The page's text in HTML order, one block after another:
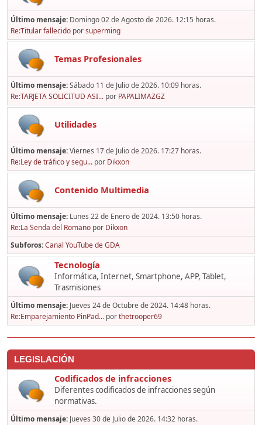
Último mensaje: Domingo 02 de Agosto de 2026. 12:15 horas.
Re:Titular fallecido porsuperming
Temas Profesionales
Último mensaje:Sábado 11 de Julio de 2026. 10:09 horas.
Re:TARJETA SOLICITUD ASI... por PAPALIMAZGZ
Utilidades
Último mensaje:Viernes 17 de Julio de 2026. 17:27 horas.
Re:Ley de tráfico y segu... por Dikxon
Contenido Multimedia
Último mensaje: Lunes 22 de Enero de 2024. 13:50 horas.
Re:La Senda del Romano por Dikxon
Subforos Canal YouTube de GDA
Tecnología
Informática, Internet, Smartphone, APP, Tablet,
Trasmisiones
Último mensaje: Jueves 24 de Octubre de 2024. 14:48 horas.
Re:Emparejamiento PinPad... porthetrooper69
LEGISLACIÓN
Codificados de infracciones
Diferentes codificados de infracciones según
normativas.
Último mensaje: Jueves 30 de Julio de 2026. 14:32 horas.